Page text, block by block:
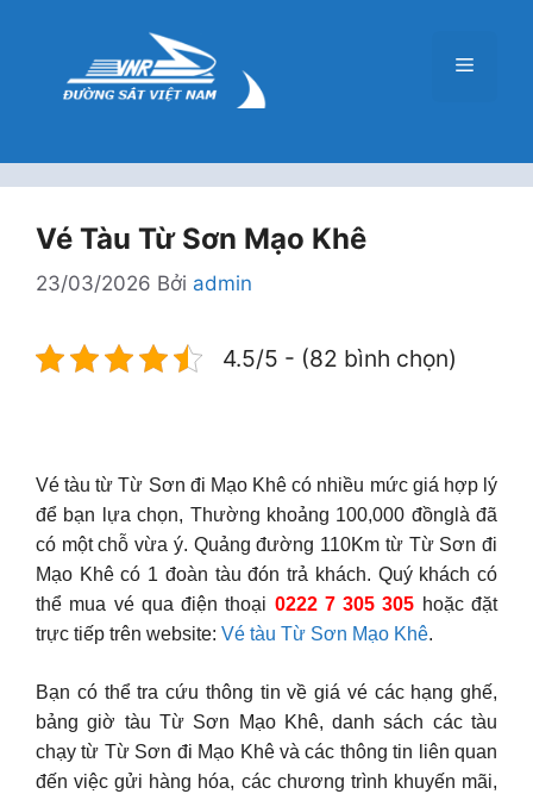
Menu
Vé Tàu Từ Sơn Mạo Khê
23/03/2026 Bởi admin
4.5/5 - (82 bình chọn)
Vé tàu từ Từ Sơn đi Mạo Khê có nhiều mức giá hợp lý
để bạn lựa chọn, Thường khoảng 100,000 đồnglà đã
có một chỗ vừa ý. Quảng đường 110Km từ Từ Sơn đi
Mạo Khê có 1 đoàn tàu đón trả khách. Quý khách có
thể mua vé qua điện thoại 0222 7 305 305 hoặc đặt
trực tiếp trên website: Vé tàu Từ Sơn Mạo Khê.
Bạn có thể tra cứu thông tin về giá vé các hạng ghế,
bảng giờ tàu Từ Sơn Mạo Khê, danh sách các tàu
chạy từ Từ Sơn đi Mạo Khê và các thông tin liên quan
đến việc gửi hàng hóa, các chương trình khuyến mãi,